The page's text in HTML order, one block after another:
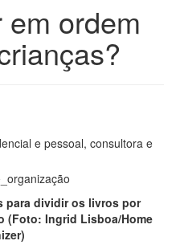
ordem
e pessoal, consultora e
para dividir os livros por
(Foto: Ingrid Lisboa/Home